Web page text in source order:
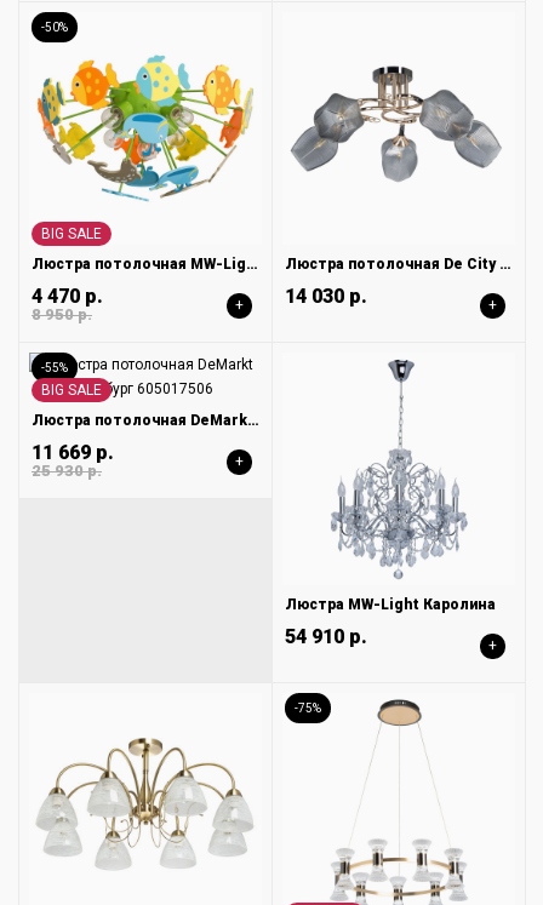
-50%
BIG SALE
Люстра потолочная MW-Light Улыбка 365014605
4 470 р.
8 950 р. +
Люстра потолочная De City Акцент 680012205
14 030 р. +
-55%
BIG SALE
Люстра потолочная DeMarkt Гамбург 605017506
11 669 р.
25 930 р. +
Люстра MW-Light Каролина
54 910 р. +
-75%